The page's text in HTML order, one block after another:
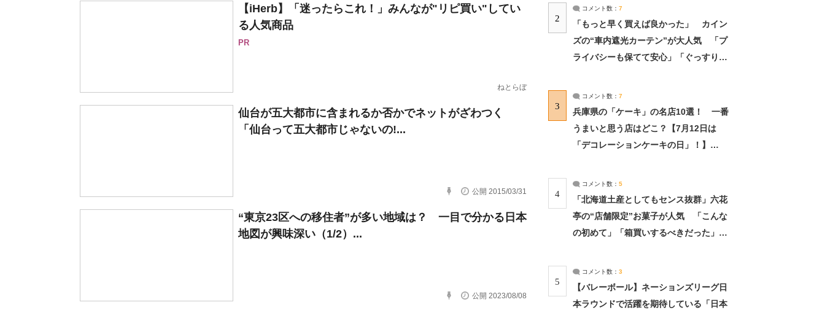
【iHerb】「迷ったらこれ！」みんなが"リピ買い"してい
る人気商品
PR
ねとらぼ
仙台が五大都市に含まれるか否かでネットがざわつく
「仙台って五大都市じゃないの!...
公開 2015/03/31
“東京23区への移住者”が多い地域は？ 一目で分かる日本
地図が興味深い（1/2）...
公開 2023/08/08
2
コメント数： 7
「もっと早く買えば良かった」 カイン
ズの“車内遮光カーテン”が大人気 「プ
ライバシーも保てて安心」「ぐっすり眠
3
コメント数： 7
兵庫県の「ケーキ」の名店10選！ 一番
うまいと思う店はどこ？【7月12日は
「デコレーションケーキの日」！】
4
コメント数： 5
「北海道土産としてもセンス抜群」六花
亭の“店舗限定”お菓子が人気 「こんな
の初めて」「箱買いするべきだった」
5
コメント数： 3
【バレーボール】ネーションズリーグ日
本ラウンドで活躍を期待している「日本